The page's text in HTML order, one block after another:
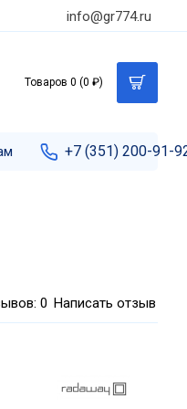
info@gr774.ru
Товаров 0 (0 ₽)
+7 (351) 200-91-
0 Написать отзыв